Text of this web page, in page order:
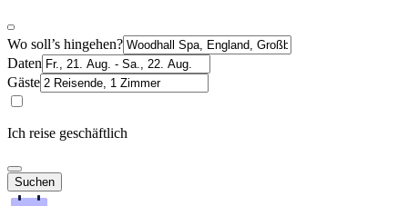
Wo soll’s hingehen?
Daten
Gäste
Ich reise geschäftlich
Suchen